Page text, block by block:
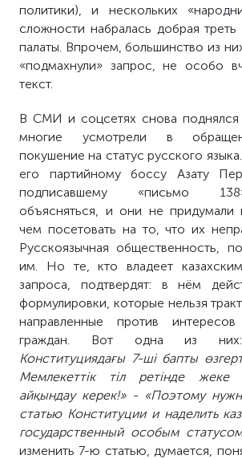
политики), и нескольких
сложности набралась добрая
палаты. Впрочем, большинство из
«подмахнули» запрос, не особо
текст.
В СМИ и соцсетях снова поднялся
многие усмотрели в
покушение на статус русского
его партийному боссу Азату
подписавшему «письмо
объясняться, и они не придумали
чем посетовать на то, что их
Русскоязычная общественность,
им. Но те, кто владеет
запроса, подтвердят: в нём
формулировки, которые нельзя
направленные против интересов
граждан. Вот одна из
Конституциядағы 7-ші бапты
Мемлекеттік тіл ретінде жеке
айқындау керек!» - «Поэтому
статью Конституции и наделить
государственный особым статусом
изменить 7-ю статью, думается,